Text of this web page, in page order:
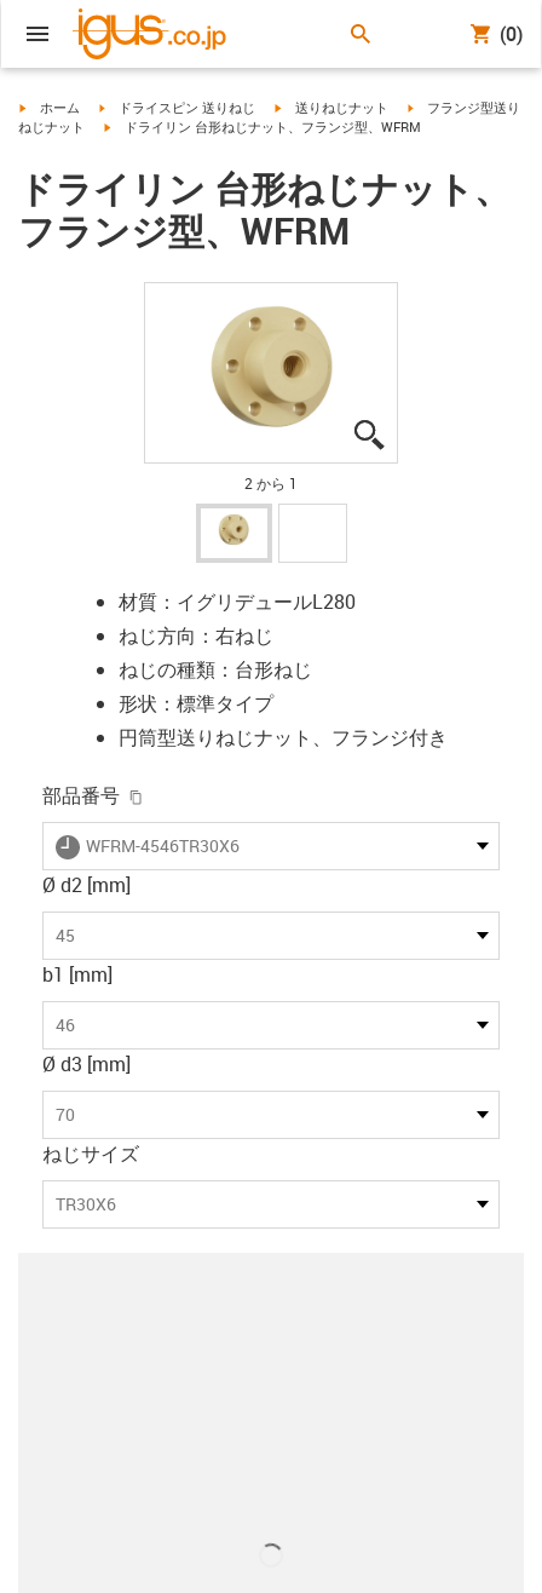
(0)
igus-icon-arrow-right
ホーム igus-icon-arrow-right
ドライスピン 送りねじ igus-icon-arrow-right
送りねじナット igus-icon-arrow-right
フランジ型送り
ねじナット
igus-icon-arrow-right
ドライリン 台形ねじナット、フランジ型、WFRM
ドライリン 台形ねじナット、
フランジ型、WFRM
2 から 1
材質：イグリデュールL280
ねじ方向：右ねじ
ねじの種類：台形ねじ
形状：標準タイプ
円筒型送りねじナット、フランジ付き
部品番号
igus-icon-lieferzeit
WFRM-4546TR30X6
Ø d2 [mm]
45
b1 [mm]
46
Ø d3 [mm]
70
ねじサイズ
TR30X6